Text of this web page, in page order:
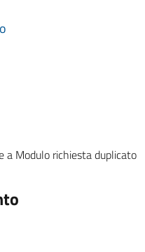
a Modulo richiesta duplicato